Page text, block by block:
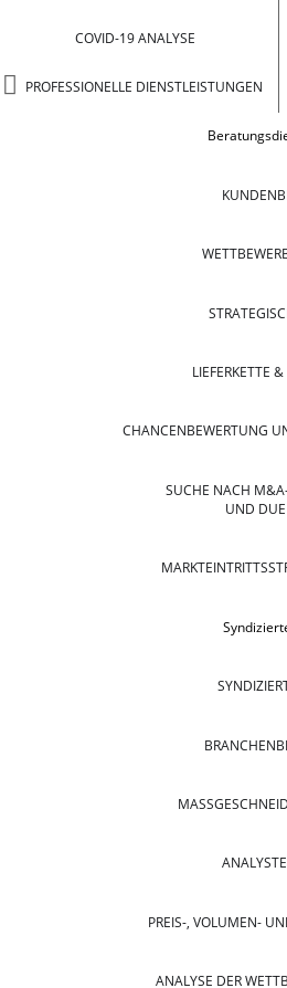
COVID-19 ANALYSE
PROFESSIONELLE DIENSTLEISTUNGEN
LIEFERKETTE
CHANCENBEWERTUNG
SUCHE NACH
UND
PREIS-, VOLUMEN-
ANALYSE DER